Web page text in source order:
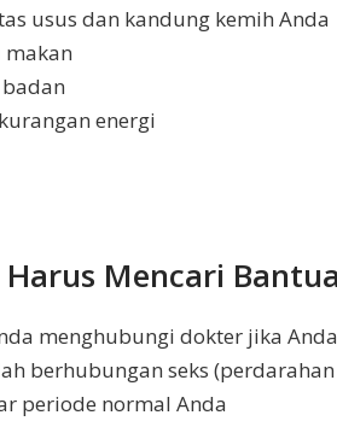
usus dan kandung kemih Anda
makan
energi
Mencari
menghubungi dokter jika
berhubungan seks
periode normal Anda